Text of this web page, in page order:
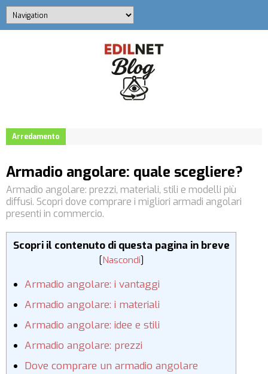
Arredamento
Armadio angolare: quale scegliere?
Armadio angolare: prezzi, materiali, stili e modelli più
diffusi. Scopri dove comprare i migliori armadi angolari
presenti in commercio.
Scopri il contenuto di questa pagina in breve
[Nascondi]
Armadio angolare: i vantaggi
Armadio angolare: i materiali
Armadio angolare: idee e stili
Armadio angolare: prezzi
Dove comprare un armadio angolare